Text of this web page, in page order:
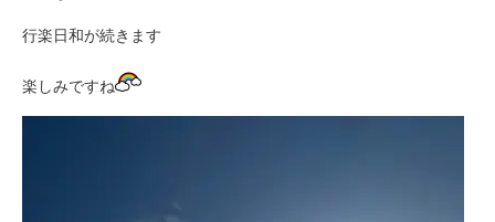
行楽日和が続きます
楽しみですね